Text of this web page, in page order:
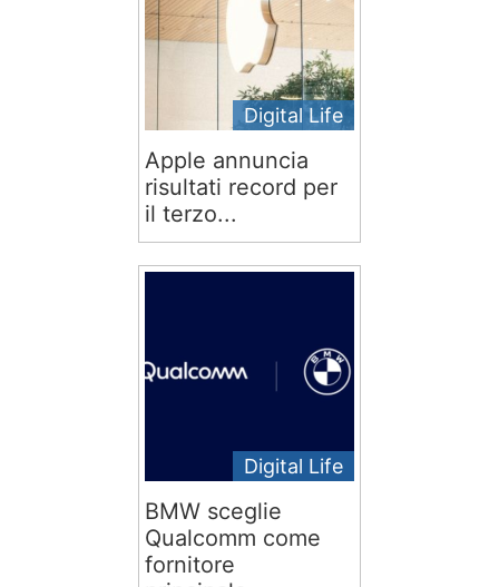
Digital Life
Apple annuncia
risultati record per
il terzo...
Digital Life
BMW sceglie
Qualcomm come
fornitore